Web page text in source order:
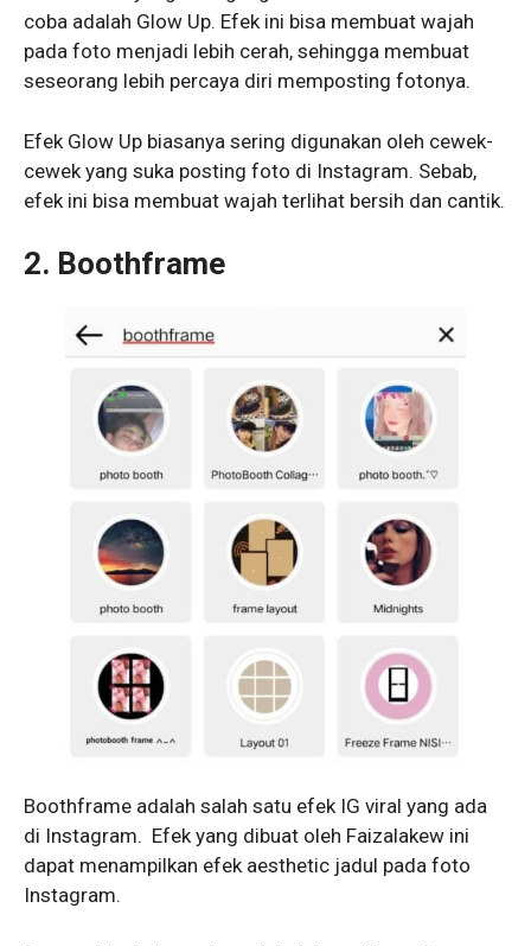
coba adalah Glow Up. Efek ini bisa membuat wajah
pada foto menjadi lebih cerah, sehingga membuat
seseorang lebih percaya diri memposting fotonya.
Efek Glow Up biasanya sering digunakan oleh cewek-
cewek yang suka posting foto di Instagram. Sebab,
efek ini bisa membuat wajah terlihat bersih dan cantik.
2. Boothframe
Boothframe adalah salah satu efek IG viral yang ada
di Instagram. Efek yang dibuat oleh Faizalakew ini
dapat menampilkan efek aesthetic jadul pada foto
Instagram.